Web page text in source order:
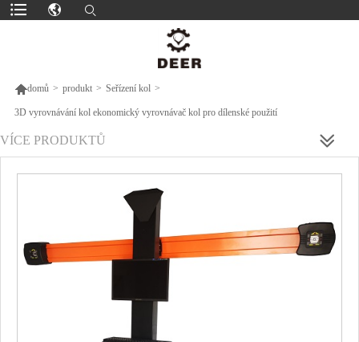
domů > produkt > Seřízení kol >
3D vyrovnávání kol ekonomický vyrovnávač kol pro dílenské použití
VÍCE PRODUKTŮ